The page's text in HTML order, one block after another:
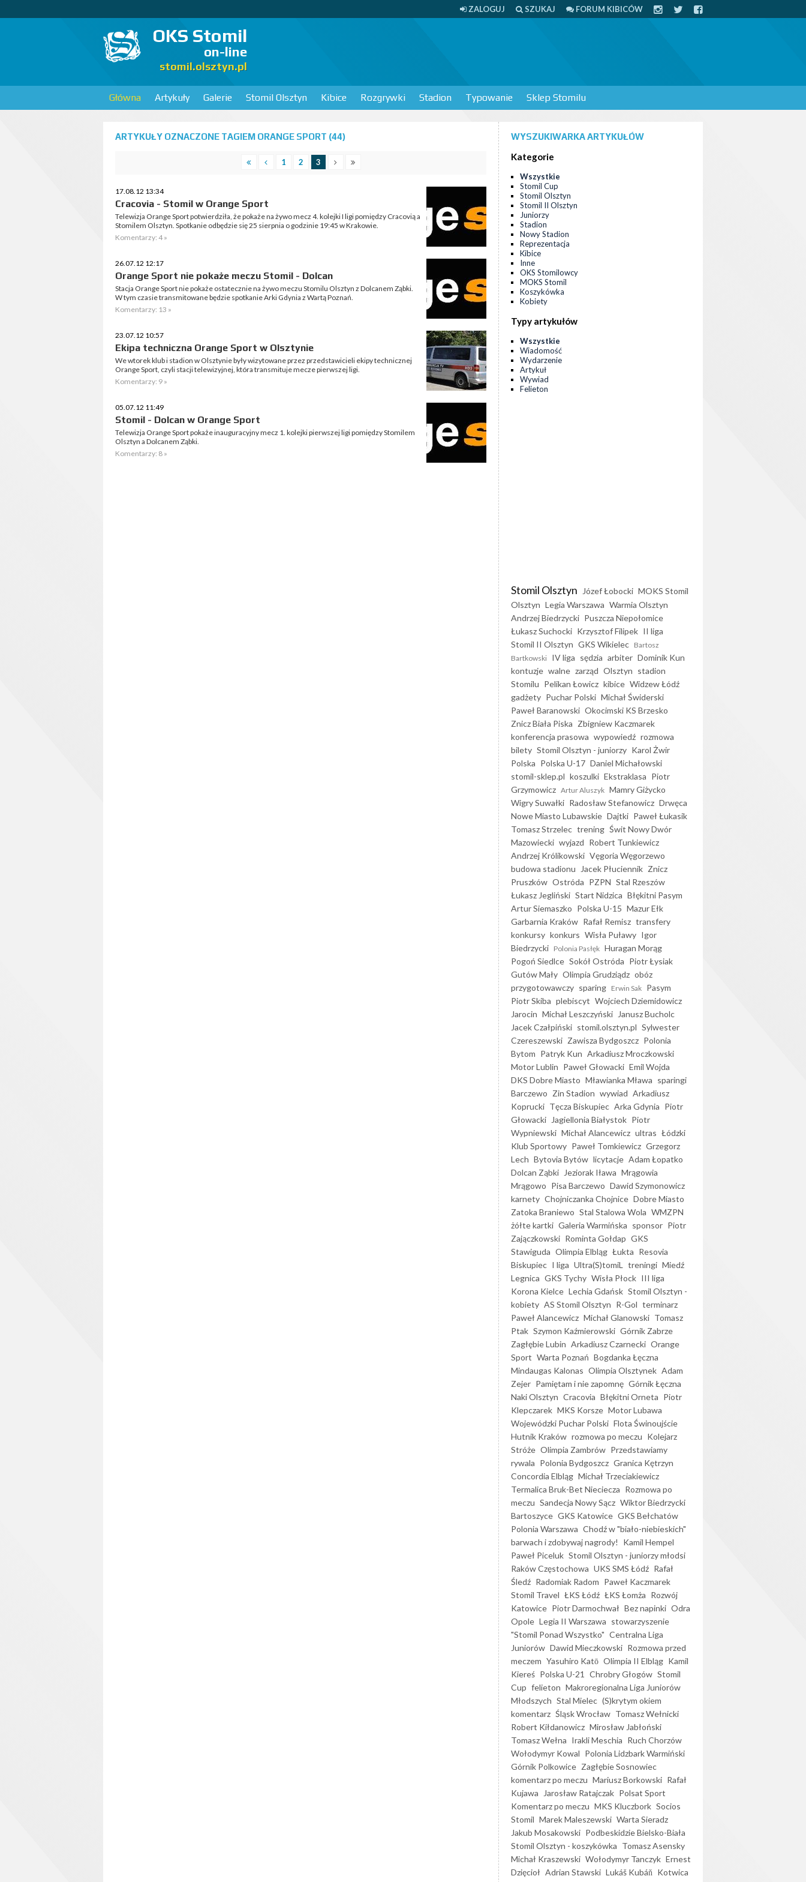
ZALOGUJ SZUKAJ FORUM KIBICÓW
OKS Stomil
on-line
stomil.olsztyn.pl
Główna Artykuły Galerie Stomil Olsztyn Kibice Rozgrywki Stadion Typowanie Sklep Stomilu
ARTYKUŁY OZNACZONE TAGIEM ORANGE SPORT (44)
1 2 3
17.08.12 13:34
Cracovia - Stomil w Orange Sport
Telewizja Orange Sport potwierdziła, że pokaże na żywo mecz 4. kolejki I ligi pomiędzy Cracovią a
Stomilem Olsztyn. Spotkanie odbędzie się 25 sierpnia o godzinie 19:45 w Krakowie.
Komentarzy: 4 »
26.07.12 12:17
Orange Sport nie pokaże meczu Stomil - Dolcan
Stacja Orange Sport nie pokaże ostatecznie na żywo meczu Stomilu Olsztyn z Dolcanem Ząbki.
W tym czasie transmitowane będzie spotkanie Arki Gdynia z Wartą Poznań.
Komentarzy: 13 »
23.07.12 10:57
Ekipa techniczna Orange Sport w Olsztynie
We wtorek klub i stadion w Olsztynie były wizytowane przez przedstawicieli ekipy technicznej
Orange Sport, czyli stacji telewizyjnej, która transmituje mecze pierwszej ligi.
Komentarzy: 9 »
05.07.12 11:49
Stomil - Dolcan w Orange Sport
Telewizja Orange Sport pokaże inauguracyjny mecz 1. kolejki pierwszej ligi pomiędzy Stomilem
Olsztyn a Dolcanem Ząbki.
Komentarzy: 8 »
WYSZUKIWARKA ARTYKUŁÓW
Kategorie
Wszystkie
Stomil Cup
Stomil Olsztyn
Stomil II Olsztyn
Juniorzy
Stadion
Nowy Stadion
Reprezentacja
Kibice
Inne
OKS Stomilowcy
MOKS Stomil
Koszykówka
Kobiety
Typy artykułów
Wszystkie
Wiadomość
Wydarzenie
Artykuł
Wywiad
Felieton
Stomil Olsztyn Józef Łobocki MOKS Stomil
Olsztyn Legia Warszawa Warmia Olsztyn
Andrzej Biedrzycki Puszcza Niepołomice
Łukasz Suchocki Krzysztof Filipek II liga
Stomil II Olsztyn GKS Wikielec Bartosz
Bartkowski IV liga sędzia arbiter Dominik Kun
kontuzje walne zarząd Olsztyn stadion
Stomilu Pelikan Łowicz kibice Widzew Łódź
gadżety Puchar Polski Michał Świderski
Paweł Baranowski Okocimski KS Brzesko
Znicz Biała Piska Zbigniew Kaczmarek
konferencja prasowa wypowiedź rozmowa
bilety Stomil Olsztyn - juniorzy Karol Żwir
Polska Polska U-17 Daniel Michałowski
stomil-sklep.pl koszulki Ekstraklasa Piotr
Grzymowicz Artur Aluszyk Mamry Giżycko
Wigry Suwałki Radosław Stefanowicz Drwęca
Nowe Miasto Lubawskie Dajtki Paweł Łukasik
Tomasz Strzelec trening Świt Nowy Dwór
Mazowiecki wyjazd Robert Tunkiewicz
Andrzej Królikowski Vęgoria Węgorzewo
budowa stadionu
Jacek Płuciennik Znicz
Pruszków Ostróda PZPN Stal Rzeszów
Łukasz Jegliński Start Nidzica Błękitni Pasym
Artur Siemaszko Polska U-15 Mazur Ełk
Garbarnia Kraków Rafał Remisz transfery
konkursy konkurs Wisła Puławy Igor
Biedrzycki Polonia Pasłęk Huragan Morąg
Pogoń Siedlce Sokół Ostróda Piotr Łysiak
Gutów Mały Olimpia Grudziądz obóz
przygotowawczy sparing Erwin Sak Pasym
Piotr Skiba plebiscyt Wojciech Dziemidowicz
Jarocin Michał Leszczyński
Janusz Bucholc
Jacek Czałpiński stomil.olsztyn.pl Sylwester
Czereszewski Zawisza Bydgoszcz Polonia
Bytom Patryk Kun Arkadiusz Mroczkowski
Motor Lublin Paweł Głowacki Emil Wojda
DKS Dobre Miasto Mławianka Mława sparingi
Barczewo Zin Stadion wywiad Arkadiusz
Koprucki Tęcza Biskupiec Arka Gdynia Piotr
Głowacki
Jagiellonia Białystok Piotr
Wypniewski Michał Alancewicz ultras Łódzki
Klub Sportowy Paweł Tomkiewicz Grzegorz
Lech Bytovia Bytów licytacje Adam Łopatko
Dolcan Ząbki
Jeziorak Iława Mrągowia
Mrągowo Pisa Barczewo Dawid Szymonowicz
karnety Chojniczanka Chojnice Dobre Miasto
Zatoka Braniewo Stal Stalowa Wola WMZPN
żółte kartki Galeria Warmińska sponsor Piotr
Zajączkowski Rominta Gołdap GKS
Stawiguda Olimpia Elbląg Łukta Resovia
Biskupiec I liga Ultra(S)tomiL treningi Miedź
Legnica GKS Tychy Wisła Płock III liga
Korona Kielce Lechia Gdańsk Stomil Olsztyn -
kobiety AS Stomil Olsztyn R-Gol terminarz
Paweł Alancewicz Michał Glanowski Tomasz
Ptak Szymon Kaźmierowski Górnik Zabrze
Zagłębie Lubin Arkadiusz Czarnecki Orange
Sport Warta Poznań Bogdanka Łęczna
Mindaugas Kalonas Olimpia Olsztynek Adam
Zejer Pamiętam i nie zapomnę Górnik Łęczna
Naki Olsztyn Cracovia Błękitni Orneta Piotr
Klepczarek MKS Korsze Motor Lubawa
Wojewódzki Puchar Polski Flota Świnoujście
Hutnik Kraków rozmowa po meczu Kolejarz
Stróże Olimpia Zambrów Przedstawiamy
rywala Polonia Bydgoszcz Granica Kętrzyn
Concordia Elbląg Michał Trzeciakiewicz
Termalica Bruk-Bet Nieciecza Rozmowa po
meczu Sandecja Nowy Sącz Wiktor Biedrzycki
Bartoszyce GKS Katowice GKS Bełchatów
Polonia Warszawa Chodź w "biało-niebieskich"
barwach i zdobywaj nagrody!
Kamil Hempel
Paweł Piceluk Stomil Olsztyn - juniorzy młodsi
Raków Częstochowa UKS SMS Łódź Rafał
Śledź Radomiak Radom Paweł Kaczmarek
Stomil Travel ŁKS Łódź ŁKS Łomża Rozwój
Katowice Piotr Darmochwał Bez napinki Odra
Opole Legia II Warszawa stowarzyszenie
"Stomil Ponad Wszystko" Centralna Liga
Juniorów Dawid Mieczkowski Rozmowa przed
meczem Yasuhiro Katō Olimpia II Elbląg Kamil
Kiereś Polska U-21 Chrobry Głogów Stomil
Cup felieton Makroregionalna Liga Juniorów
Młodszych Stal Mielec (S)krytym okiem
komentarz Śląsk Wrocław Tomasz Wełnicki
Robert Kiłdanowicz Mirosław Jabłoński
Tomasz Wełna Irakli Meschia Ruch Chorzów
Wołodymyr Kowal Polonia Lidzbark Warmiński
Górnik Polkowice Zagłębie Sosnowiec
komentarz po meczu Mariusz Borkowski Rafał
Kujawa
Jarosław Ratajczak Polsat Sport
Komentarz po meczu MKS Kluczbork Socios
Stomil Marek Maleszewski Warta Sieradz
Jakub Mosakowski Podbeskidzie Bielsko-Biała
Stomil Olsztyn - koszykówka Tomasz Asensky
Michał Kraszewski Wołodymyr Tanczyk Ernest
Dzięcioł Adrian Stawski Lukáš Kubáň Kotwica